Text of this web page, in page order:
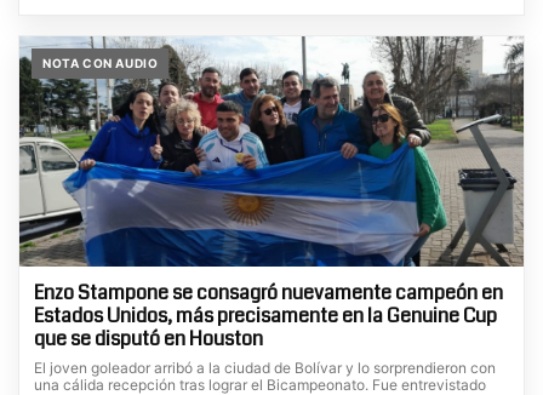
NOTA CON AUDIO
Enzo Stampone se consagró nuevamente campeón en
Estados Unidos, más precisamente en la Genuine Cup
que se disputó en Houston
El joven goleador arribó a la ciudad de Bolívar y lo sorprendieron con
una cálida recepción tras lograr el Bicampeonato. Fue entrevistado